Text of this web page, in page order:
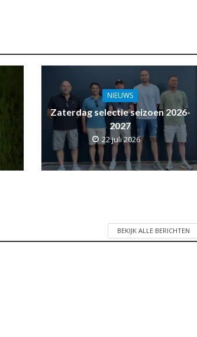
NIEUWS
Zaterdag selectie seizoen 2026-
2027
22 juli 2026
BEKIJK ALLE BERICHTEN